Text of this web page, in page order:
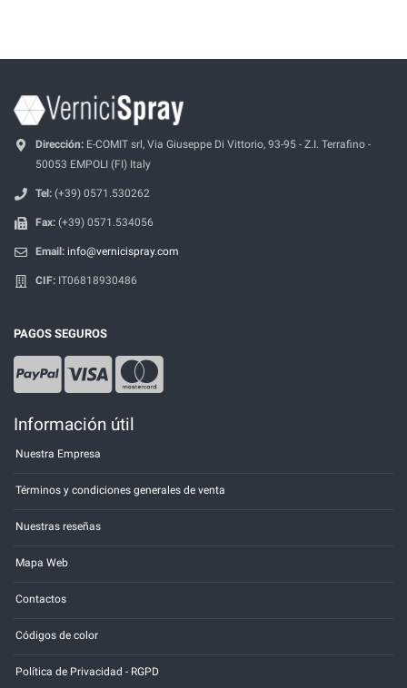
Dirección: E-COMIT srl, Via Giuseppe Di Vittorio, 93-95 - Z.I. Terrafino -
50053 EMPOLI (FI) Italy
Tel: (+39) 0571.530262
Fax: (+39) 0571.534056
Email: info@vernicispray.com
CIF: IT06818930486
PAGOS SEGUROS
Información útil
Nuestra Empresa
Términos y condiciones generales de venta
Nuestras reseñas
Mapa Web
Contactos
Códigos de color
Política de Privacidad - RGPD